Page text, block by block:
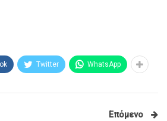
Twitter WhatsApp
Επόμενο